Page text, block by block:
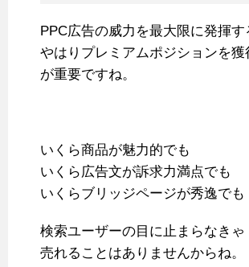
PPC広告の威力を最大限に発揮す
やはりプレミアムポジションを獲
が重要ですね。
いくら商品が魅力的でも
いくら広告文が訴求力満点でも
いくらブリッジページが秀逸でも
検索ユーザーの目に止まらなきゃ
売れることはありませんからね。